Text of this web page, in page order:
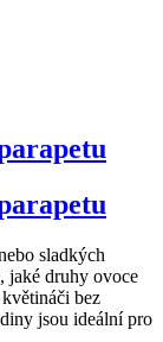
sladkých
jaké druhy ovoce
bez
jsou ideální pro